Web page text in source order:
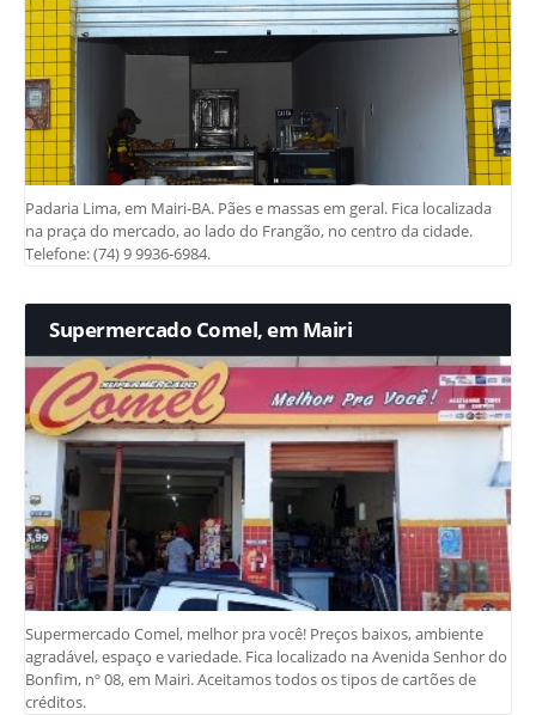
Padaria Lima, em Mairi-BA. Pães e massas em geral. Fica localizada
na praça do mercado, ao lado do Frangão, no centro da cidade.
Telefone: (74) 9 9936-6984.
Supermercado Comel, em Mairi
Supermercado Comel, melhor pra você! Preços baixos, ambiente
agradável, espaço e variedade. Fica localizado na Avenida Senhor do
Bonfim, nº 08, em Mairi. Aceitamos todos os tipos de cartões de
créditos.